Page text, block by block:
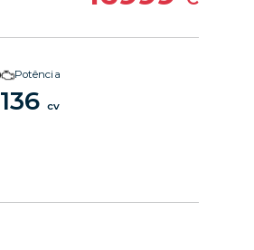
Potência
136cv